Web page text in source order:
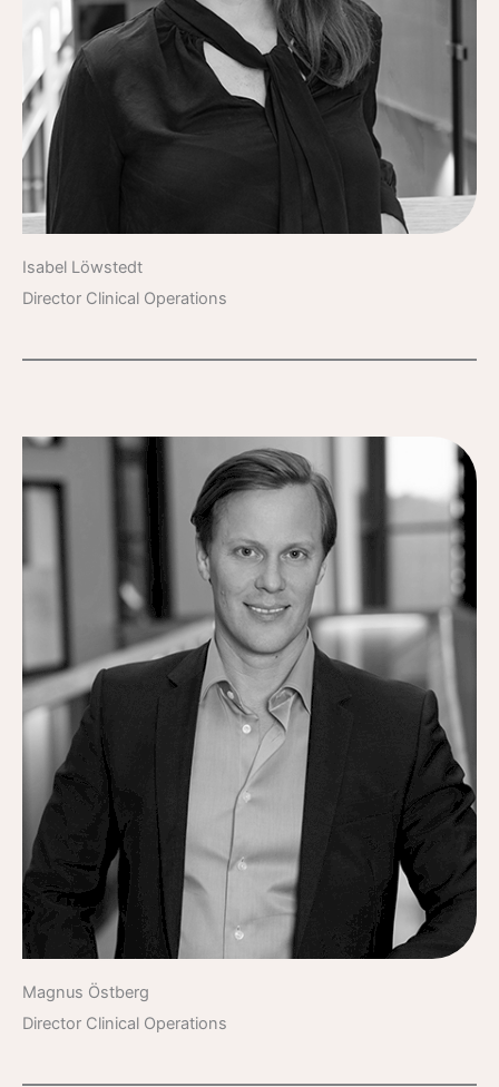
Isabel Löwstedt
Director Clinical Operations
Magnus Östberg
Director Clinical Operations